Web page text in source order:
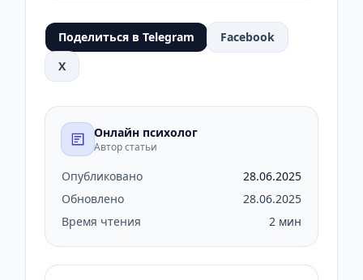
Поделиться в Telegram
Facebook
X
Онлайн психолог
Автор статьи
Опубликовано
28.06.2025
Обновлено
28.06.2025
Время чтения
2 мин